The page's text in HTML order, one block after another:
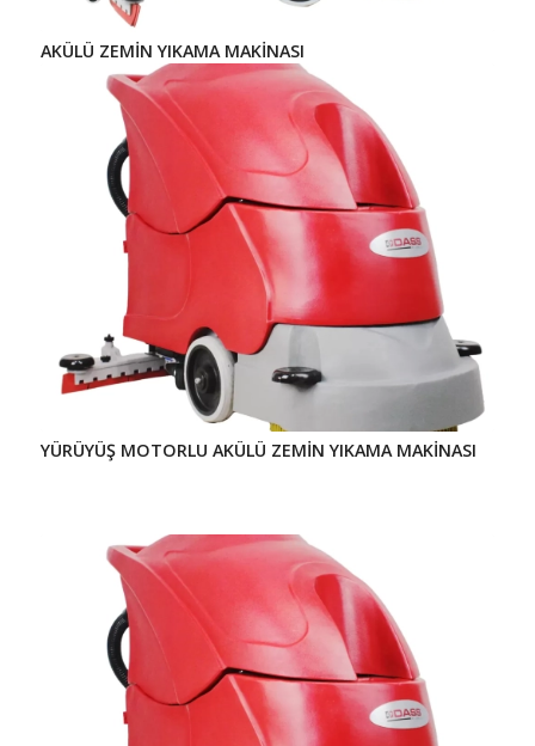
AKÜLÜ ZEMİN YIKAMA MAKİNASI
YÜRÜYÜŞ MOTORLU AKÜLÜ ZEMİN YIKAMA MAKİNASI